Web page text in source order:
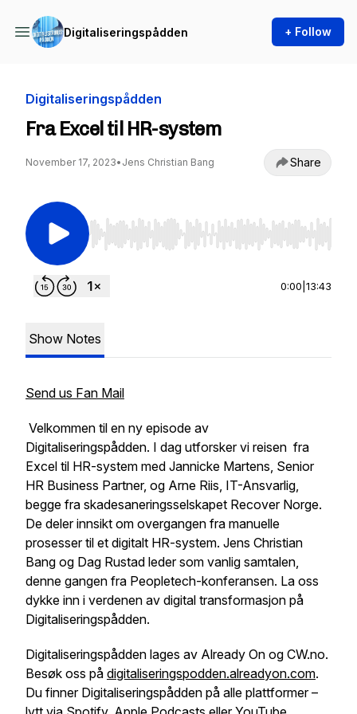
Digitaliseringspådden + Follow
Digitaliseringspådden
Fra Excel til HR-system
November 17, 2023• Jens Christian Bang Share
Use Left/Right to seek, Home/End to jump to
0:00 13:43
Show Notes
Send us Fan Mail
Velkommen til en ny episode av
Digitaliseringspådden. I dag utforsker vi reisen fra
Excel til HR-system med Jannicke Martens, Senior
HR Business Partner, og Arne Riis, IT-Ansvarlig,
begge fra skadesaneringsselskapet Recover Norge.
De deler innsikt om overgangen fra manuelle
prosesser til et digitalt HR-system. Jens Christian
Bang og Dag Rustad leder som vanlig samtalen,
denne gangen fra Peopletech-konferansen. La oss
dykke inn i verdenen av digital transformasjon på
Digitaliseringspådden.
Digitaliseringspådden lages av Already On og CW.no.
Besøk oss på digitaliseringspodden.alreadyon.com.
Du finner Digitaliseringspådden på alle plattformer –